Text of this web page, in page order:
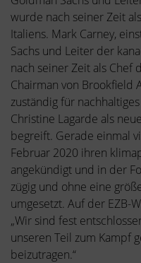
wurde nach seiner Zeit
Italiens. Mark Carney,
Sachs und Leiter der
nach seiner Zeit als Chef
Chairman von Brookfield
zuständig für
Christine Lagarde als
begreift. Gerade einmal
Februar 2020 ihren
angekündigt und in der
zügig und ohne eine
umgesetzt. Auf der EZB-
„Wir sind fest
unseren Teil zum Kampf
beizutragen.“